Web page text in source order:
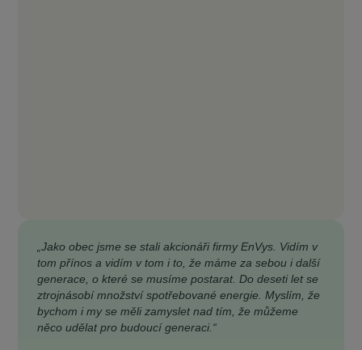
„Jako obec jsme se stali akcionáři firmy EnVys. Vidím v
tom přínos a vidím v tom i to, že máme za sebou i další
generace, o které se musíme postarat. Do deseti let se
ztrojnásobí množství spotřebované energie. Myslím, že
bychom i my se měli zamyslet nad tím, že můžeme
něco udělat pro budoucí generaci.“